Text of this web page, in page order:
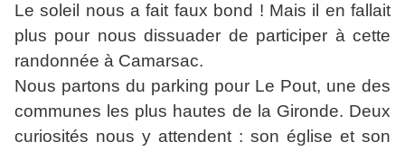
Le soleil nous a fait faux bond ! Mais il en fallait
plus pour nous dissuader de participer à cette
randonnée à Camarsac.
Nous partons du parking pour Le Pout, une des
communes les plus hautes de la Gironde. Deux
curiosités nous y attendent : son église et son